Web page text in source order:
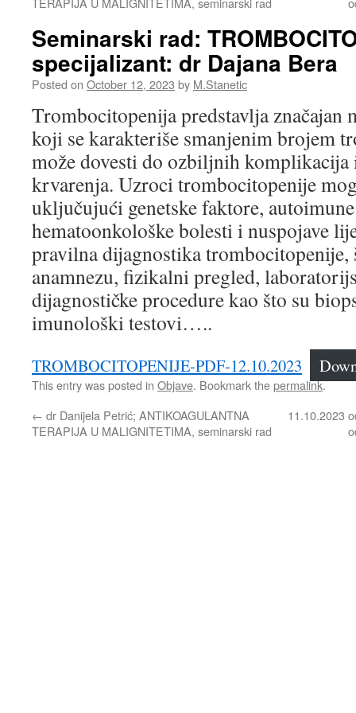
Seminarski rad:
specijalizant: dr Dajana Bera
Posted on October 12, 2023 by M.Stanetic
Trombocitopenija predstavlja značajan
koji se karakteriše smanjenim brojem
može dovesti do ozbiljnih
krvarenja. Uzroci trombocitopenije
uključujući genetske faktore,
hematoonkološke bolesti i nuspojave
pravilna dijagnostika
anamnezu, fizikalni pregled,
dijagnostičke procedure kao što su
imunološki testovi…..
TROMBOCITOPENIJE-PDF-12.10.2023
This entry was posted in Objave. Bookmark thepermalink.
← dr Danijela Petrić; ANTIKOAGULANTNA
TERAPIJA U MALIGNITETIMA, seminarski rad
11.10.2023